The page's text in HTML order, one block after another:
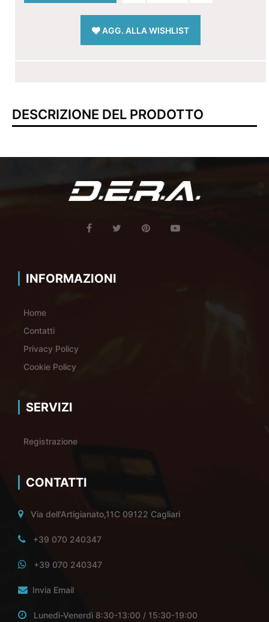
AGG. ALLA WISHLIST
DESCRIZIONE DEL PRODOTTO
INFORMAZIONI
Home
Contatti
Privacy Policy
Cookie Policy
SERVIZI
Registrazione
CONTATTI
Via dell'Artigianato,11C 09122 Cagliari
+39 070 240347
+39 070 240347
Invia Email
Lunedì-Venerdì 8:30-13:00 / 15:30-19:00